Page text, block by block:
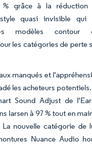
grâce à la réduction
quasi invisible qui
modèles contour
les catégories de perte
manqués et
les acheteurs
Sound Adjust de
larsen à 97 % tout en
nouvelle catégorie de
Nuance Audio